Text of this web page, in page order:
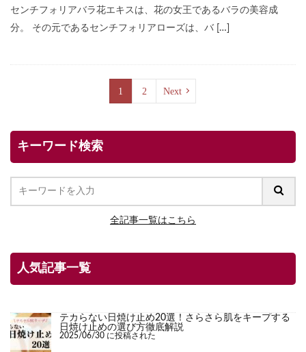
センチフォリアバラ花エキスは、花の女王であるバラの美容成
分。 その元であるセンチフォリアローズは、バ […]
1 2 Next
キーワード検索
全記事一覧はこちら
人気記事一覧
テカらない日焼け止め20選！さらさら肌をキープする
日焼け止めの選び方徹底解説
2025/06/30 に投稿された